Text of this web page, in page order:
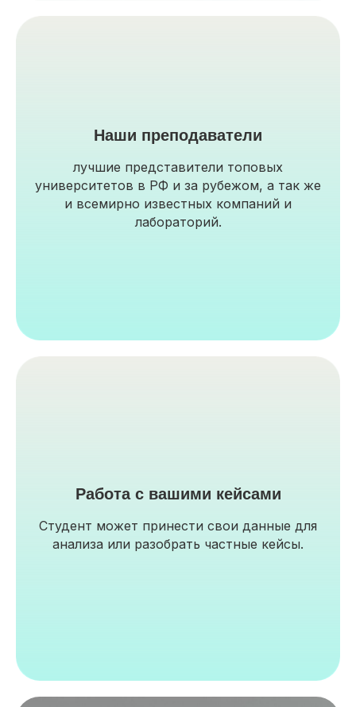
Наши преподаватели
лучшие представители топовых
университетов в РФ и за рубежом, а так же
и всемирно известных компаний и
лабораторий.
Работа с вашими кейсами
Студент может принести свои данные для
анализа или разобрать частные кейсы.